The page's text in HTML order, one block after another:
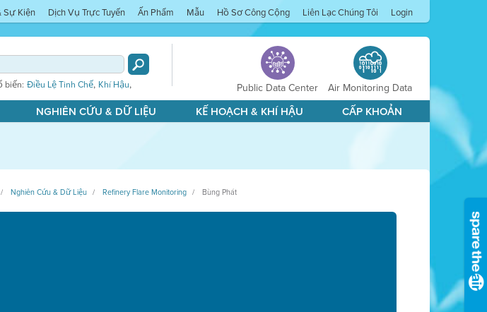
Sự Kiện Dịch Vụ Trực Tuyến Ấn Phẩm Mẫu Hồ Sơ Công Cộng Liên Lạc Chúng Tôi Login
biến: Điều Lệ Tinh Chế, Khí Hậu, Public Data Center Air Monitoring Data
NGHIÊN CỨU & DỮ LIỆU KẾ HOẠCH & KHÍ HẬU CẤP KHOẢN
Nghiên Cứu & Dữ Liệu Refinery Flare Monitoring Bùng Phát